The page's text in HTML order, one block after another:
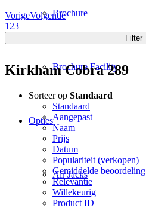
Brochure
Brochure Facility
Opties
Air Jacks
VorigeVolgende
1 23
Filter
Kirkham Cobra 289
Sorteer op Standaard
Standaard
Aangepast
Naam
Prijs
Datum
Populariteit (verkopen)
Gemiddelde beoordeling
Relevantie
Willekeurig
Product ID